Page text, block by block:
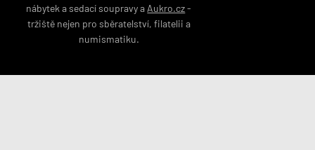
nábytek a sedací soupravya Aukro.cz-
tržiště nejen pro sběratelství, filatelii a
numismatiku.